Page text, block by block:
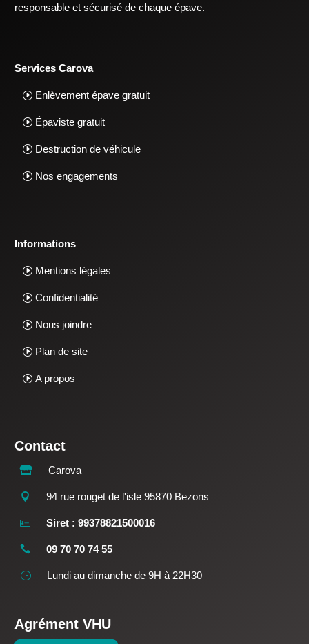
responsable et sécurisé de chaque épave.
Services Carova
Enlèvement épave gratuit
Épaviste gratuit
Destruction de véhicule
Nos engagements
Informations
Mentions légales
Confidentialité
Nous joindre
Plan de site
A propos
Contact
 Carova
 94 rue rouget de l'isle 95870 Bezons
 Siret : 99378821500016
 09 70 70 74 55
} Lundi au dimanche de 9H à 22H30
Agrément VHU